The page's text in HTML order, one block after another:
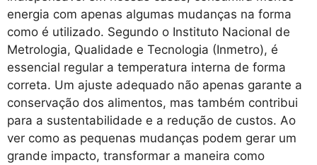
energia com apenas algumas mudanças na forma
como é utilizado. Segundo o Instituto Nacional de
Metrologia, Qualidade e Tecnologia (Inmetro), é
essencial regular a temperatura interna de forma
correta. Um ajuste adequado não apenas garante a
conservação dos alimentos, mas também contribui
para a sustentabilidade e a redução de custos. Ao
ver como as pequenas mudanças podem gerar um
grande impacto, transformar a maneira como